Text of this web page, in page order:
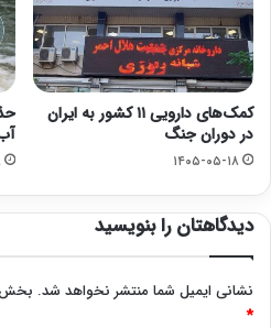
کمک‌های دارویی ۱۱ کشور به ایران
در دوران جنگ
۱۴۰۵-۰۵-۱۸
دیدگاهتان را بنویسید
نشانی ایمیل شما منتشر نخواهد شد.
*